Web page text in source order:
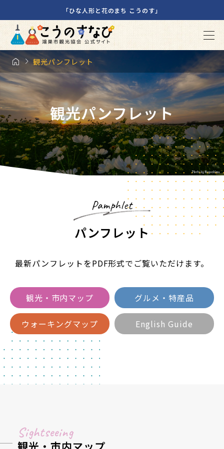
「ひな人形と花のまち こうのす」
観光パンフレット
観光パンフレット
Pamphlet
パンフレット
最新パンフレットをPDF形式でご覧いただけます。
観光・市内マップ グルメ・特産品
ウォーキングマップ English Guide
Sightseeing
観光・市内マップ